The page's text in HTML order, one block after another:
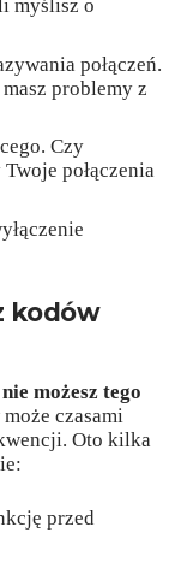
myślisz o
połączeń.
problemy z
Czy
połączenia
kodów
możesz tego
czasami
Oto kilka
przed